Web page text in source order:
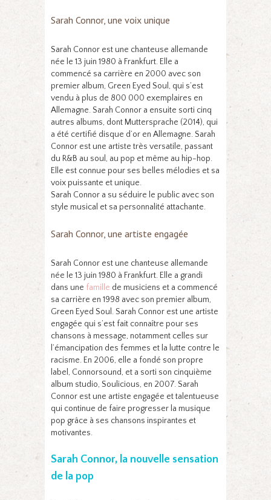
Sarah Connor, une voix unique
Sarah Connor est une chanteuse allemande
née le 13 juin 1980 à Frankfurt. Elle a
commencé sa carrière en 2000 avec son
premier album, Green Eyed Soul, qui s’est
vendu à plus de 800 000 exemplaires en
Allemagne. Sarah Connor a ensuite sorti cinq
autres albums, dont Muttersprache (2014), qui
a été certifié disque d’or en Allemagne. Sarah
Connor est une artiste très versatile, passant
du R&B au soul, au pop et même au hip-hop.
Elle est connue pour ses belles mélodies et sa
voix puissante et unique.
Sarah Connor a su séduire le public avec son
style musical et sa personnalité attachante.
Sarah Connor, une artiste engagée
Sarah Connor est une chanteuse allemande
née le 13 juin 1980 à Frankfurt. Elle a grandi
dans une famille de musiciens et a commencé
sa carrière en 1998 avec son premier album,
Green Eyed Soul. Sarah Connor est une artiste
engagée qui s’est fait connaître pour ses
chansons à message, notamment celles sur
l’émancipation des femmes et la lutte contre le
racisme. En 2006, elle a fondé son propre
label, Connorsound, et a sorti son cinquième
album studio, Soulicious, en 2007. Sarah
Connor est une artiste engagée et talentueuse
qui continue de faire progresser la musique
pop grâce à ses chansons inspirantes et
motivantes.
Sarah Connor, la nouvelle sensation
de la pop